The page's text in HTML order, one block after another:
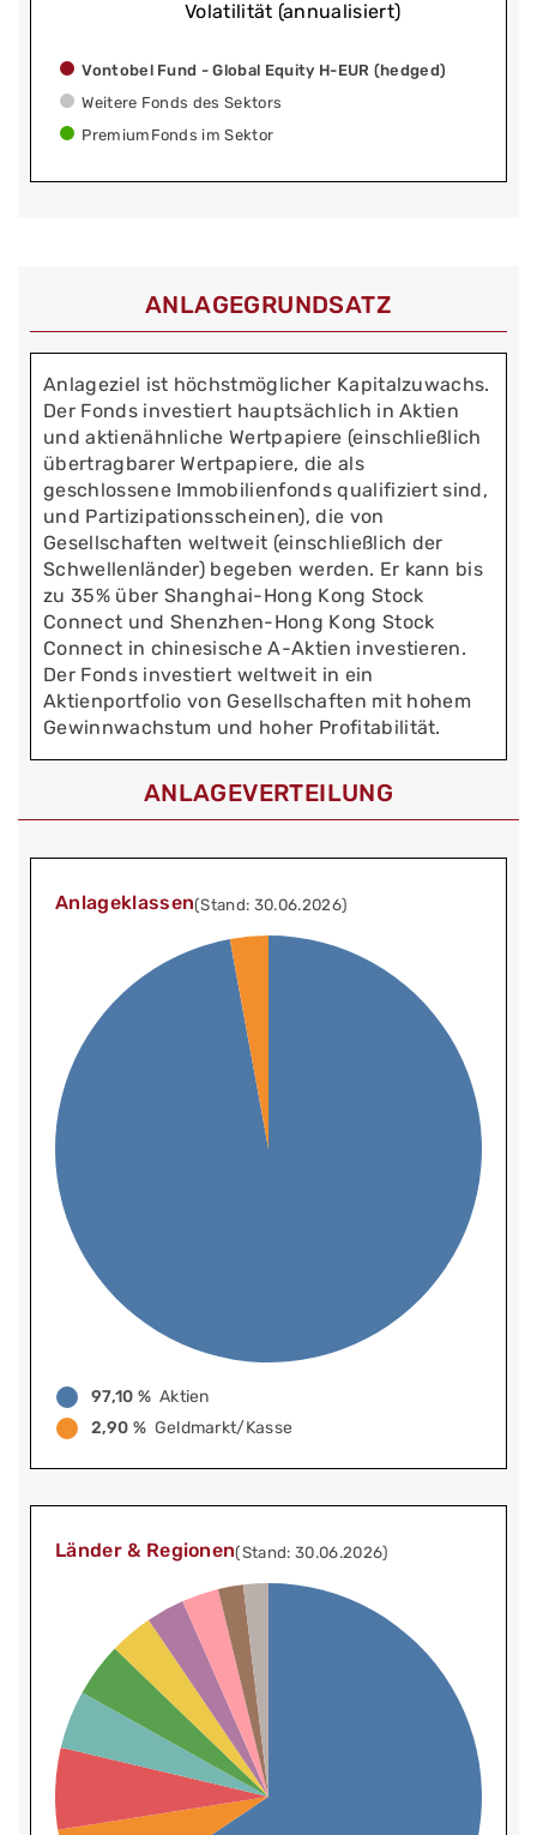
Volatilität (annualisiert)
Vontobel Fund - Global Equity H-EUR (hedged)
Weitere Fonds des Sektors
PremiumFonds im Sektor
ANLAGEGRUNDSATZ
Anlageziel ist höchstmöglicher Kapitalzuwachs.
Der Fonds investiert hauptsächlich in Aktien
und aktienähnliche Wertpapiere (einschließlich
übertragbarer Wertpapiere, die als
geschlossene Immobilienfonds qualifiziert sind,
und Partizipationsscheinen), die von
Gesellschaften weltweit (einschließlich der
Schwellenländer) begeben werden. Er kann bis
zu 35% über Shanghai-Hong Kong Stock
Connect und Shenzhen-Hong Kong Stock
Connect in chinesische A-Aktien investieren.
Der Fonds investiert weltweit in ein
Aktienportfolio von Gesellschaften mit hohem
Gewinnwachstum und hoher Profitabilität.
ANLAGEVERTEILUNG
Anlageklassen(Stand: 30.06.2026)
97,10 % Aktien
2,90 % Geldmarkt/Kasse
Länder & Regionen(Stand: 30.06.2026)